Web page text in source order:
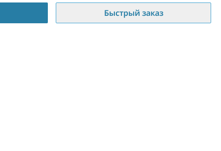
Быстрый заказ